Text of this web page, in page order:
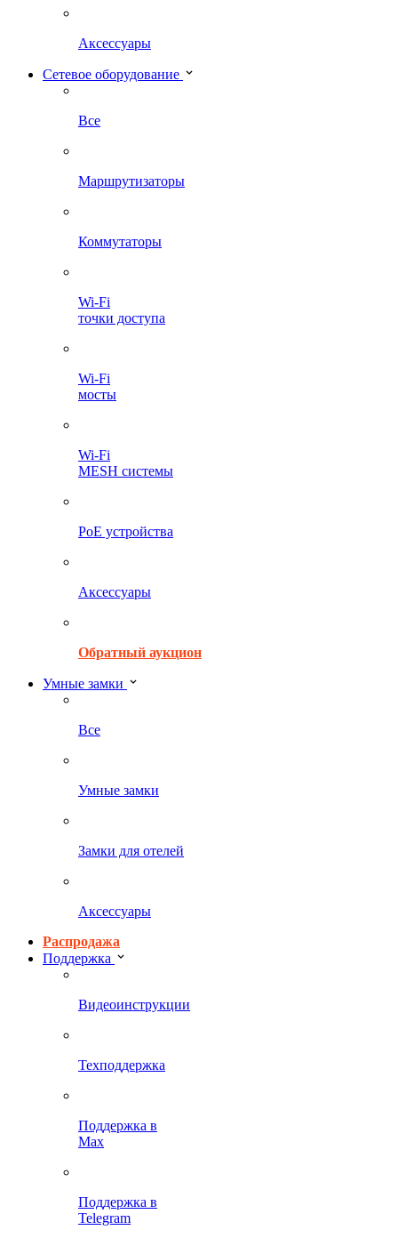
Аксессуары
Сетевое оборудование
Все
Маршрутизаторы
Коммутаторы
Wi-Fi
точки доступа
Wi-Fi
мосты
Wi-Fi
MESH системы
PoE устройства
Аксессуары
Обратный аукцион
Умные замки
Все
Умные замки
Замки для отелей
Аксессуары
Распродажа
Поддержка
Видеоинструкции
Техподдержка
Поддержка в
Max
Поддержка в
Telegram